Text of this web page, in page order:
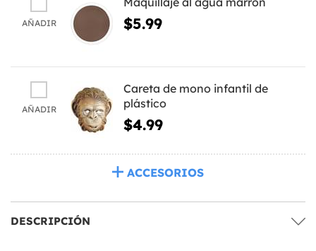
AÑADIR $5.99
AÑADIR
Careta de mono infantil de
plástico
$4.99
ACCESORIOS
DESCRIPCIÓN